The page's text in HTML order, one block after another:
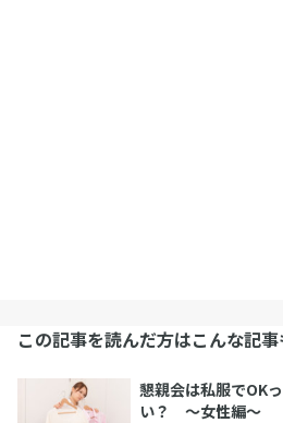
この記事を読んだ方はこんな記
懇親会は私服でOK
い？ 〜女性編〜